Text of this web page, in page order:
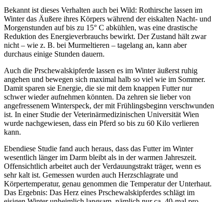
Bekannt ist dieses Verhalten auch bei Wild: Rothirsche lassen im
Winter das Äußere ihres Körpers während der eiskalten Nacht- und
Morgenstunden auf bis zu 15° C abkühlen, was eine drastische
Reduktion des Energieverbrauchs bewirkt. Der Zustand hält zwar
nicht – wie z. B. bei Murmeltieren – tagelang an, kann aber
durchaus einige Stunden dauern.
Auch die Prschewalskipferde lassen es im Winter äußerst ruhig
angehen und bewegen sich maximal halb so viel wie im Sommer.
Damit sparen sie Energie, die sie mit dem knappen Futter nur
schwer wieder aufnehmen könnten. Da zehren sie lieber von
angefressenem Winterspeck, der mit Frühlingsbeginn verschwunden
ist. In einer Studie der Veterinärmedizinischen Universität Wien
wurde nachgewiesen, dass ein Pferd so bis zu 60 Kilo verlieren
kann.
Ebendiese Studie fand auch heraus, dass das Futter im Winter
wesentlich länger im Darm bleibt als in der warmen Jahreszeit.
Offensichtlich arbeitet auch der Verdauungstrakt träger, wenn es
sehr kalt ist. Gemessen wurden auch Herzschlagrate und
Körpertemperatur, genau genommen die Temperatur der Unterhaut.
Das Ergebnis: Das Herz eines Prschewalskipferdes schlägt im